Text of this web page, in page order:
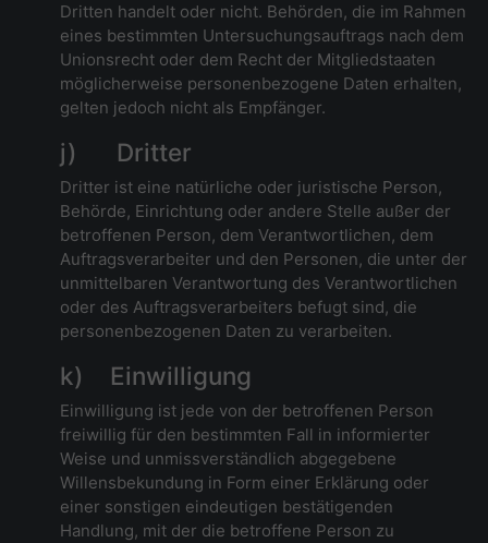
Dritten handelt oder nicht. Behörden, die im Rahmen
eines bestimmten Untersuchungsauftrags nach dem
Unionsrecht oder dem Recht der Mitgliedstaaten
möglicherweise personenbezogene Daten erhalten,
gelten jedoch nicht als Empfänger.
j) Dritter
Dritter ist eine natürliche oder juristische Person,
Behörde, Einrichtung oder andere Stelle außer der
betroffenen Person, dem Verantwortlichen, dem
Auftragsverarbeiter und den Personen, die unter der
unmittelbaren Verantwortung des Verantwortlichen
oder des Auftragsverarbeiters befugt sind, die
personenbezogenen Daten zu verarbeiten.
k) Einwilligung
Einwilligung ist jede von der betroffenen Person
freiwillig für den bestimmten Fall in informierter
Weise und unmissverständlich abgegebene
Willensbekundung in Form einer Erklärung oder
einer sonstigen eindeutigen bestätigenden
Handlung, mit der die betroffene Person zu